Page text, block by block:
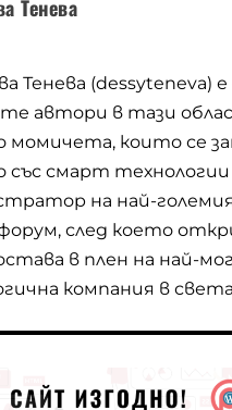
Тенева
Тенева (dessyteneva)
автори в тази
момичета, които се
със смарт технологии
на най-големия
след което
в плен на най-
компания в